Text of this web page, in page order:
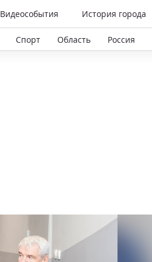
Видеособытия История города
Спорт Область Россия